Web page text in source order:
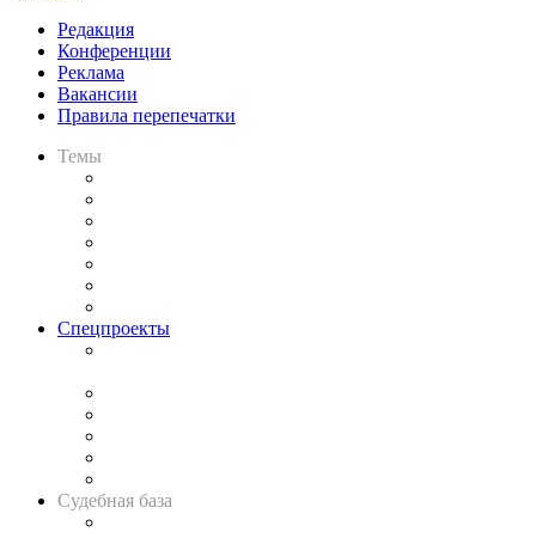
Редакция
Конференции
Реклама
Вакансии
Правила перепечатки
Темы
Спецпроекты
Судебная база